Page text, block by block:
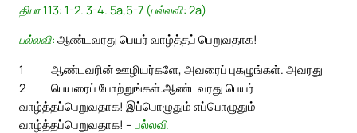
திபா 113: 1-2. 3-4. 5a,6-7 (பல்லவி: 2a)
பல்லவி: ஆண்டவரது பெயர் வாழ்த்தப் பெறுவதாக!
1
ஆண்டவரின் ஊழியர்களே, அவரைப் புகழுங்கள். அவரது
பெயரைப் போற்றுங்கள்.
2
ஆண்டவரது பெயர்
வாழ்த்தப்பெறுவதாக! இப்பொழுதும் எப்பொழுதும்
வாழ்த்தப்பெறுவதாக! – பல்லவி